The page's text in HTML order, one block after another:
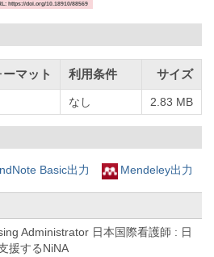
https://doi.org/10.18910/88569
ーマット 利用条件 サイズ
なし 2.83 MB
Basic出力 Mendeley出力
Administrator 日本国際看護師 : 日
援するNiNA